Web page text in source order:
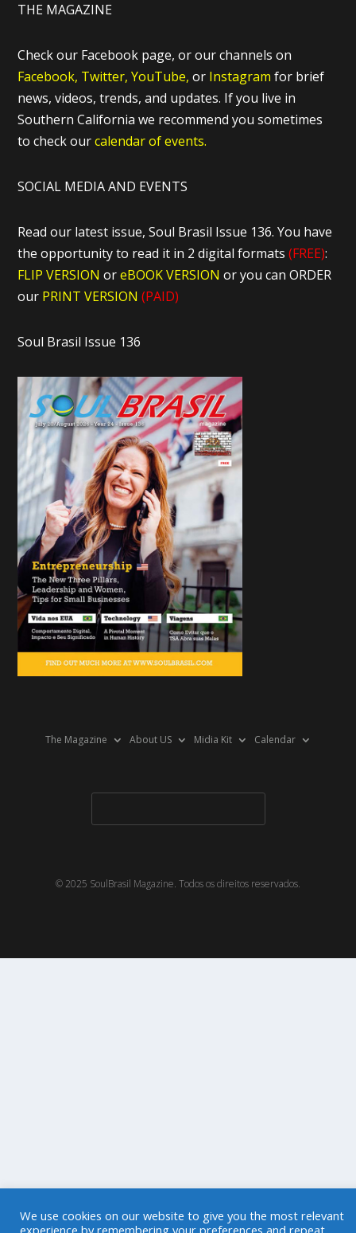
THE MAGAZINE
Check our Facebook page, or our channels on
Facebook, Twitter, YouTube, or Instagram for brief
news, videos, trends, and updates. If you live in
Southern California we recommend you sometimes
to check ourcalendar of events.
SOCIAL MEDIA AND EVENTS
Read our latest issue, Soul Brasil Issue 136. You have
the opportunity to read it in 2 digital formats(FREE):
FLIP VERSION oreBOOK VERSIONor you can ORDER
our PRINT VERSION (PAID)
Soul Brasil Issue 136
The Magazine About US Midia Kit Calendar
© 2025 SoulBrasil Magazine. Todos os direitos reservados.
We use cookies on our website to give you the most relevant
experience by remembering your preferences and repeat